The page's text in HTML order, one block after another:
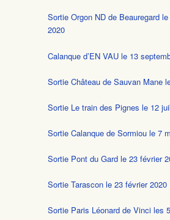
Sortie Orgon ND de Beauregard
2020
Calanque d’EN VAU le 13
Sortie Château de Sauvan Mane
Sortie Le train des Pignes le 12
Sortie Calanque de Sormiou le 7
Sortie Pont du Gard le 23 février
Sortie Tarascon le 23 février 2020
Sortie Paris Léonard de Vinci les